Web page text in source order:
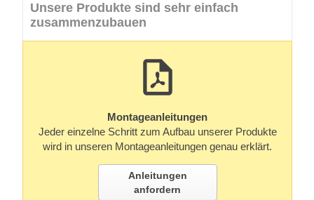
Unsere Produkte sind sehr einfach
zusammenzubauen
Montageanleitungen
Jeder einzelne Schritt zum Aufbau unserer Produkte
wird in unseren Montageanleitungen genau erklärt.
Anleitungen
anfordern